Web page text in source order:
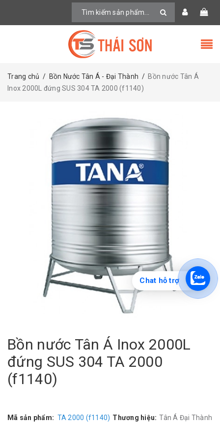
Trang chủ / Bồn Nước Tân Á - Đại Thành / Bồn nước Tân Á
Inox 2000L đứng SUS 304 TA 2000 (f1140)
Bồn nước Tân Á Inox 2000L
đứng SUS 304 TA 2000
(f1140)
Mã sản phẩm: TA 2000 (f1140) Thương hiệu: Tân Á Đại Thành
Chat hỗ trợ